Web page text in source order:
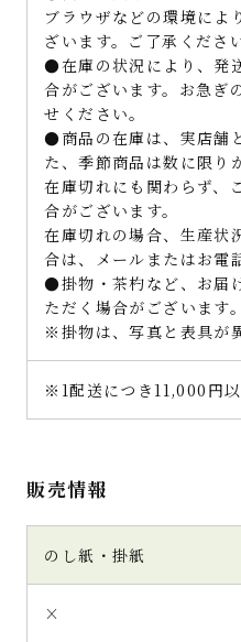
ブラウザなどの環境によ
ざいます。ご了承ください
●在庫の状況により、発
合がございます。お急ぎ
せください。
●商品の在庫は、実店舗
た、季節商品は数に限り
在庫切れにも関わらず、
合がございます。
在庫切れの場合、生産状
合は、メールまたはお電
●掛物・茶杓など、お届
ただく場合がございます。
※掛物は、写真と表具が
※1配送につき11,000円
販売情報
のし紙・掛紙
×